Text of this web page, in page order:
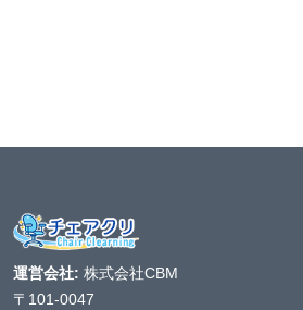
運営会社: 株式会社CBM
〒101-0047